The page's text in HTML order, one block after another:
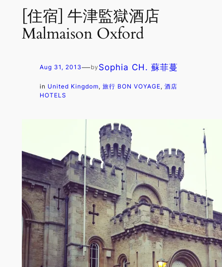
[住宿] 牛津監獄酒店
Malmaison Oxford
Aug 31, 2013—by Sophia CH. 蘇菲蔓
in United Kingdom, 旅行 BON VOYAGE, 酒店
HOTELS